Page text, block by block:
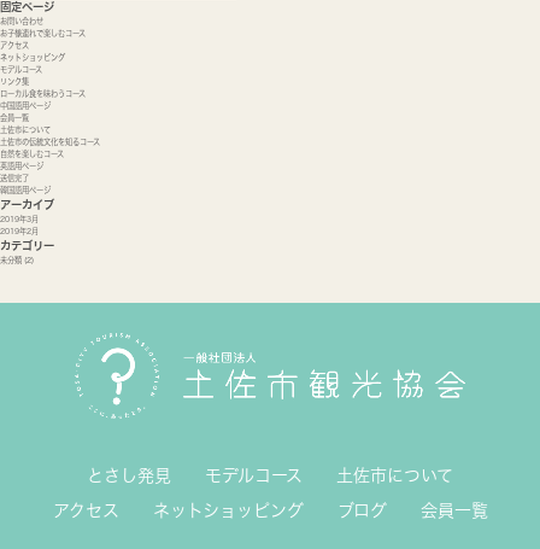
固定ページ
お問い合わせ
お子様連れで楽しむコース
アクセス
ネットショッピング
モデルコース
リンク集
ローカル食を味わうコース
中国語用ページ
会員一覧
土佐市について
土佐市の伝統文化を知るコース
自然を楽しむコース
英語用ページ
送信完了
韓国語用ページ
アーカイブ
2019年3月
2019年2月
カテゴリー
未分類 (2)
とさし発見 モデルコース 土佐市について
アクセス ネットショッピング ブログ 会員一覧